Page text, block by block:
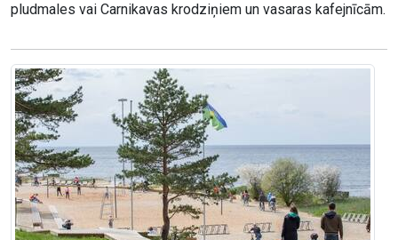
pludmales vai Carnikavas krodziņiem un vasaras kafejnīcām.